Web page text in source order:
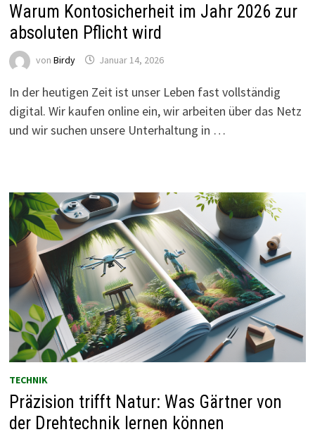
Warum Kontosicherheit im Jahr 2026 zur
absoluten Pflicht wird
von Birdy Januar 14, 2026
In der heutigen Zeit ist unser Leben fast vollständig
digital. Wir kaufen online ein, wir arbeiten über das Netz
und wir suchen unsere Unterhaltung in …
TECHNIK
Präzision trifft Natur: Was Gärtner von
der Drehtechnik lernen können